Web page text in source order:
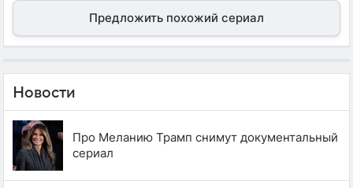
Предложить похожий сериал
Новости
Про Меланию Трамп снимут документальный
сериал